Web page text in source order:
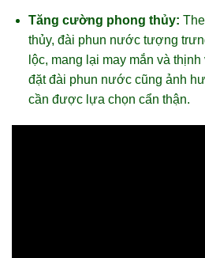
Tăng cường phong thủy:
thủy, đài phun nước tượng
lộc, mang lại may mắn và
đặt đài phun nước cũng ảnh
cần được lựa chọn cẩn thận.